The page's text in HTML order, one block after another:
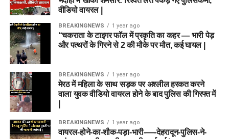
वीडियो वायरल |
BREAKINGNEWS 1 year ago
“चकराता के टाइगर फॉल में प्रकृति का कहर — भारी पेड़
और पत्थरों के गिरने से 2 की मौके पर मौत, कई घायल |
BREAKINGNEWS 1 year ago
मेरठ में महिला के साथ सड़क पर अश्लील हरकत करने
वाला युवक वीडियो वायरल होने के बाद पुलिस की गिरफ्त में
BREAKINGNEWS 1 year ago
वायरल-होने-का-शौक-पड़ा-भारी-—-देहरादून-पुलिस-ने-